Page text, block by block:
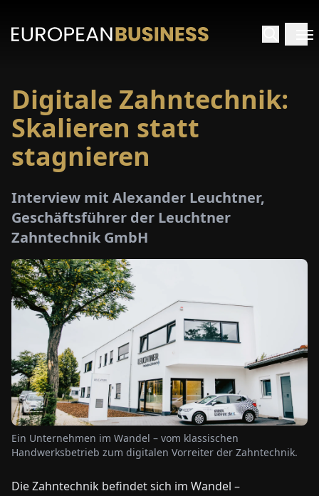
PAPER
NEWS
ÜBER
UNS
ENDEFRESITNLPLHU
Digitale Zahntechnik:
Skalieren statt
stagnieren
Interview mit Alexander Leuchtner,
Geschäftsführer der Leuchtner
Zahntechnik GmbH
Ein Unternehmen im Wandel – vom klassischen
Handwerksbetrieb zum digitalen Vorreiter der Zahntechnik.
Die Zahntechnik befindet sich im Wandel –